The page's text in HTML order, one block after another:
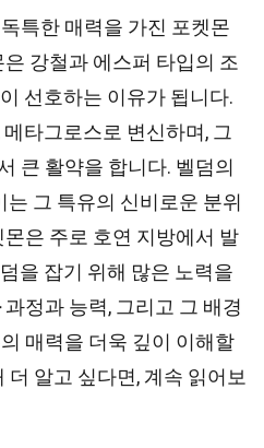
특한 매력을 가진 포켓몬
강철과 에스퍼 타입의 조
선호하는 이유가 됩니다.
타그로스로 변신하며, 그
큰 활약을 합니다. 벨덤의
는 그 특유의 신비로운 분위
은 주로 호연 지방에서 발
을 잡기 위해 많은 노력을
과정과 능력, 그리고 그 배경
매력을 더욱 깊이 이해할
알고 싶다면, 계속 읽어보